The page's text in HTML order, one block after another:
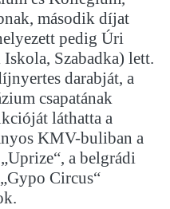
második díjat
pedig Úri
Szabadka) lett.
darabját, a
csapatának
láthatta a
KMV-buliban a
a belgrádi
Circus“